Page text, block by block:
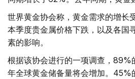
世界黄金协会称，黄金需求的增长
本季度贵金属价格下跌，以及各国
素的影响。
根据该协会进行的一项调查，89%
年全球黄金储备量将会增加。45%